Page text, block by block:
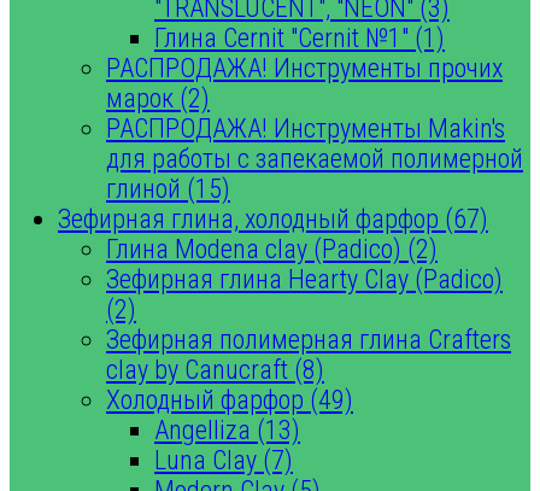
"TRANSLUCENT", "NEON" (3)
Глина Cernit "Cernit №1" (1)
РАСПРОДАЖА! Инструменты прочих
марок (2)
РАСПРОДАЖА! Инструменты Makin's
для работы с запекаемой полимерной
глиной (15)
Зефирная глина, холодный фарфор (67)
Глина Modena clay (Padico) (2)
Зефирная глина Hearty Clay (Padico)
(2)
Зефирная полимерная глина Crafters
clay by Canucraft (8)
Холодный фарфор (49)
Angelliza (13)
Luna Clay (7)